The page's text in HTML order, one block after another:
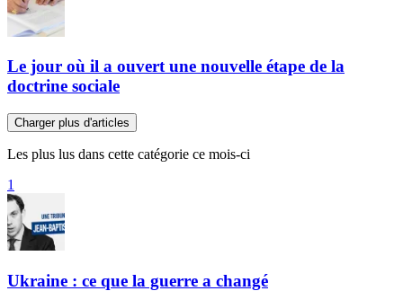
Le jour où il a ouvert une nouvelle étape de la
doctrine sociale
Charger plus d'articles
Les plus lus dans cette catégorie ce mois-ci
1
Ukraine : ce que la guerre a changé